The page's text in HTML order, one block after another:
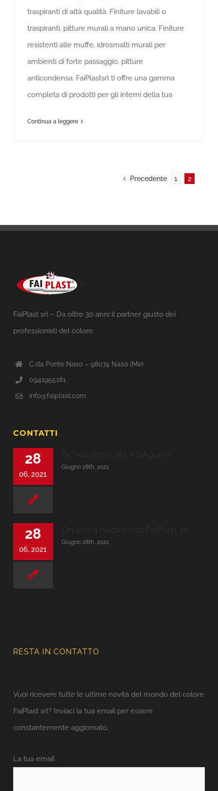
traspiranti di altà qualità. Finiture lavabili o
traspiranti, pitture murali a mano unica. Finiture
resistenti alle muffe, idrosmalti murali per
ambienti di forte passaggio, pitture
anticondensa. FaiPlastsrl ti offre una gamma
completa di prodotti per gli interni della tua
Continua a leggere
Precedente 1 2
FaiPlast srl – Da oltre 30 anni il partner giusto dei
professionisti del colore.
C.da Ponte Naso – 98074 Naso (Me)
0941955181
info@faiplast.com
CONTATTI
28
06, 2021
Giugno 28th, 2021
28
06, 2021
Giugno 28th, 2021
RESTA IN CONTATTO
Vuoi ricevere tutte le ultime novità del mondo del colore
FaiPlast srl? Inviaci la tua email per essere
constantemente aggiornato.
La tua email